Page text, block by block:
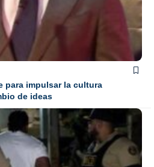
para impulsar la cultura
de ideas